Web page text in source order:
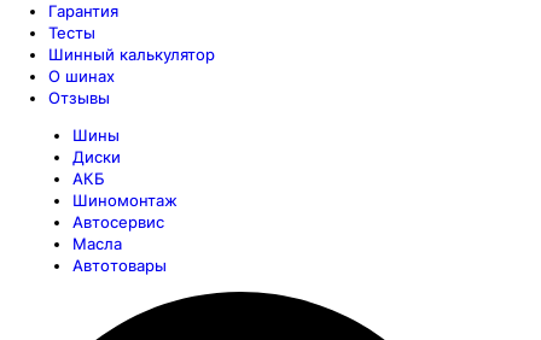
Гарантия
Тесты
Шинный калькулятор
О шинах
Отзывы
Шины
Диски
АКБ
Шиномонтаж
Автосервис
Масла
Автотовары